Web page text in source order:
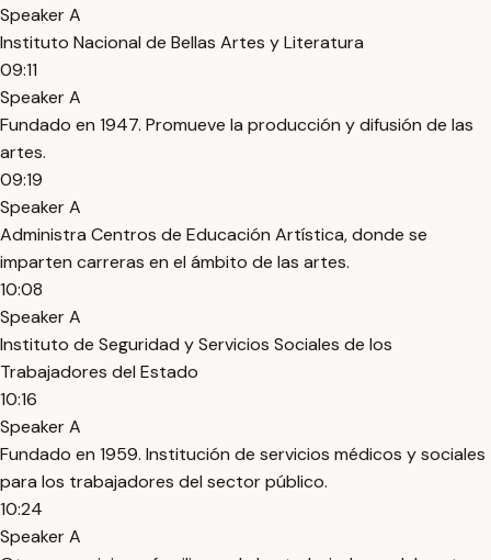
Speaker A
Instituto Nacional de Bellas Artes y Literatura
09:11
Speaker A
Fundado en 1947. Promueve la producción y difusión de las
artes.
09:19
Speaker A
Administra Centros de Educación Artística, donde se
imparten carreras en el ámbito de las artes.
10:08
Speaker A
Instituto de Seguridad y Servicios Sociales de los
Trabajadores del Estado
10:16
Speaker A
Fundado en 1959. Institución de servicios médicos y sociales
para los trabajadores del sector público.
10:24
Speaker A